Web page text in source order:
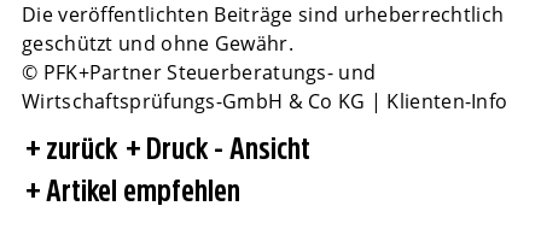
Die veröffentlichten Beiträge sind urheberrechtlich
geschützt und ohne Gewähr.
© PFK+Partner Steuerberatungs- und
Wirtschaftsprüfungs-GmbH & Co KG | Klienten-Info
zurück
Druck - Ansicht
Artikel empfehlen